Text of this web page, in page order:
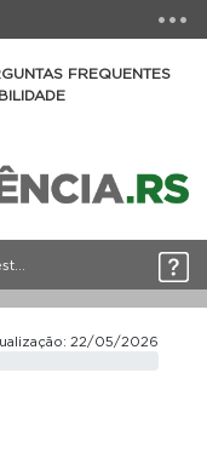
FREQUENTES
22/05/2026